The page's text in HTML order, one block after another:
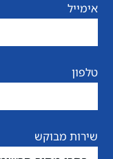
אימייל
טלפון
שירות מבוקש